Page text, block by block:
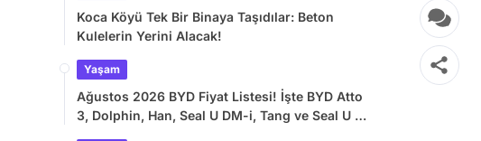
Koca Köyü Tek Bir Binaya Taşıdılar: Beton
Kulelerin Yerini Alacak!
Yaşam
Ağustos 2026 BYD Fiyat Listesi! İşte BYD Atto
3, Dolphin, Han, Seal U DM-i, Tang ve Seal U EV